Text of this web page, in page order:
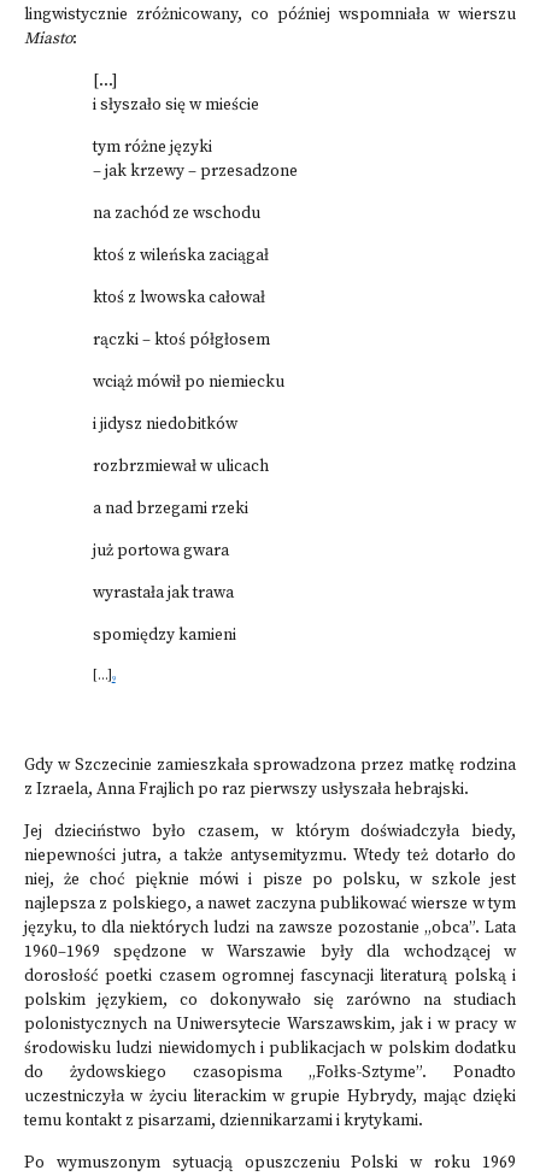
lingwistycznie zróżnicowany, co później wspomniała w wierszu
Miasto:
[...]
i słyszało się w mieście
tym różne języki
– jak krzewy – przesadzone
na zachód ze wschodu
ktoś z wileńska zaciągał
ktoś z lwowska całował
rączki – ktoś półgłosem
wciąż mówił po niemiecku
i jidysz niedobitków
rozbrzmiewał w ulicach
a nad brzegami rzeki
już portowa gwara
wyrastała jak trawa
spomiędzy kamieni
[...] 9
Gdy w Szczecinie zamieszkała sprowadzona przez matkę rodzina
z Izraela, Anna Frajlich po raz pierwszy usłyszała hebrajski.
Jej dzieciństwo było czasem, w którym doświadczyła biedy,
niepewności jutra, a także antysemityzmu. Wtedy też dotarło do
niej, że choć pięknie mówi i pisze po polsku, w szkole jest
najlepsza z polskiego, a nawet zaczyna publikować wiersze w tym
języku, to dla niektórych ludzi na zawsze pozostanie „obca”. Lata
1960–1969 spędzone w Warszawie były dla wchodzącej w
dorosłość poetki czasem ogromnej fascynacji literaturą polską i
polskim językiem, co dokonywało się zarówno na studiach
polonistycznych na Uniwersytecie Warszawskim, jak i w pracy w
środowisku ludzi niewidomych i publikacjach w polskim dodatku
do żydowskiego czasopisma „Fołks-Sztyme”. Ponadto
uczestniczyła w życiu literackim w grupie Hybrydy, mając dzięki
temu kontakt z pisarzami, dziennikarzami i krytykami.
Po wymuszonym sytuacją opuszczeniu Polski w roku 1969